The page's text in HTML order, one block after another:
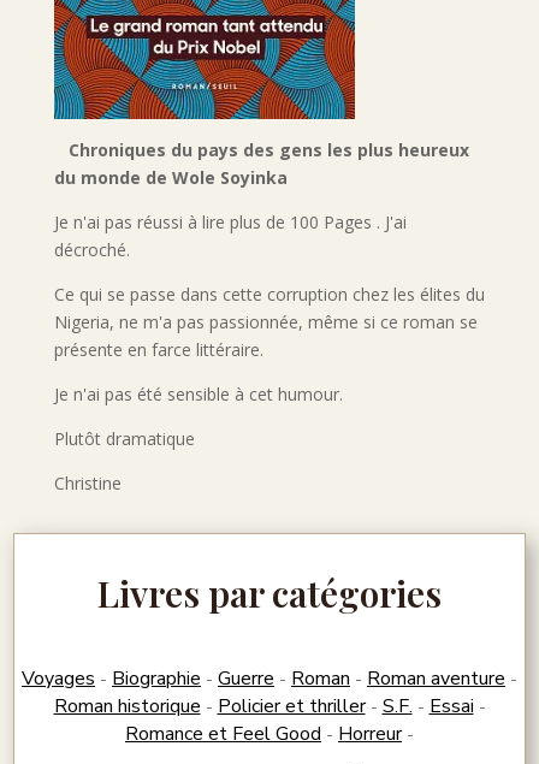
Chroniques du pays des gens les plus heureux
du monde de Wole Soyinka
Je n'ai pas réussi à lire plus de 100 Pages . J'ai
décroché.
Ce qui se passe dans cette corruption chez les élites du
Nigeria, ne m'a pas passionnée, même si ce roman se
présente en farce littéraire.
Je n'ai pas été sensible à cet humour.
Plutôt dramatique
Christine
Livres par catégories
Voyages - Biographie - Guerre - Roman - Roman aventure -
Roman historique - Policier et thriller- S.F. - Essai -
Romance et Feel Good - Horreur-